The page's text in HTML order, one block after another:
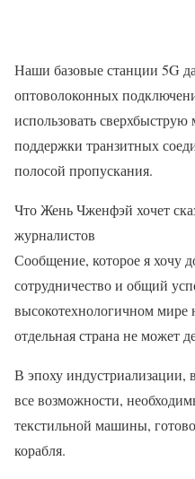
Наши базовые станции 5G
оптоволоконных
использовать
поддержки транзитных
полосой пропускания.
Что Жень Чженфэй хочет
журналистов
Сообщение, которое я
сотрудничество и общий
высокотехнологичном
отдельная страна не может
В эпоху
все возможности,
текстильной машины,
корабля.